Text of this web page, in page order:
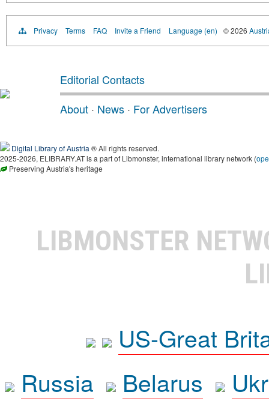
Privacy Terms FAQ Invite a Friend Language (en) © 2026
Editorial Contacts
About · News · For Advertisers
Digital Library of Austria ® All rights reserved.
2025-2026, ELIBRARY.AT is a part of Libmonster, international library network (
Preserving Austria's heritage
LIBMONSTER
US-Great
Russia
Belarus